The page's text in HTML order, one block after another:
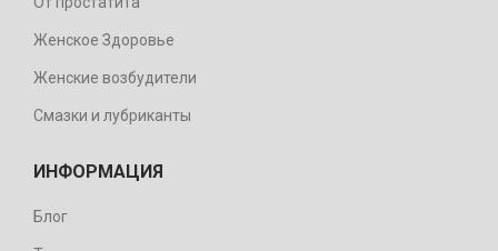
Женское Здоровье
Женские возбудители
Смазки и лубриканты
ИНФОРМАЦИЯ
Блог